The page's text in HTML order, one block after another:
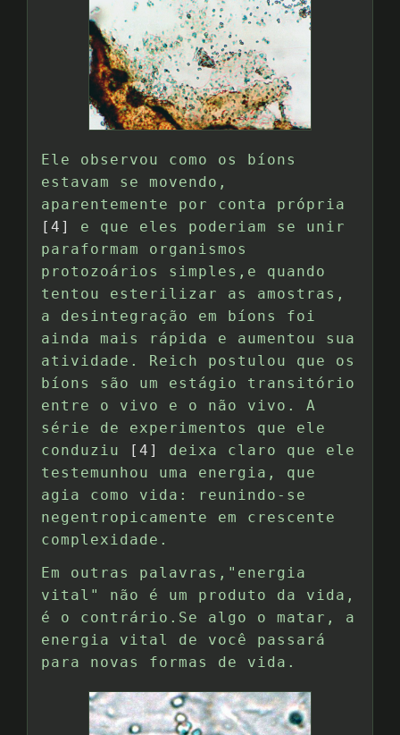
Ele observou como os bíons
estavam se movendo,
aparentemente por conta própria
[4]
e que eles poderiam se unir
paraformam organismos
protozoários simples,e quando
tentou esterilizar as amostras,
a desintegração em bíons foi
ainda mais rápida e aumentou sua
atividade. Reich postulou que os
bíons são um estágio transitório
entre o vivo e o não vivo. A
série de experimentos que ele
conduziu
[4]
deixa claro que ele
testemunhou uma energia, que
agia como vida: reunindo-se
negentropicamente em crescente
complexidade.
Em outras palavras,"energia
vital" não é um produto da vida,
é o contrário.Se algo o matar, a
energia vital de você passará
para novas formas de vida.